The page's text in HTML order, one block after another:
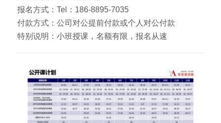
报名方式：Tel：186-8895-7035
付款方式：公司对公提前付款或个人对公付款
特别说明：小班授课，名额有限，报名从速